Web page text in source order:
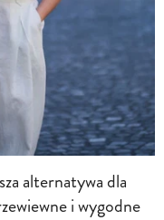
alternatywa dla
i wygodne